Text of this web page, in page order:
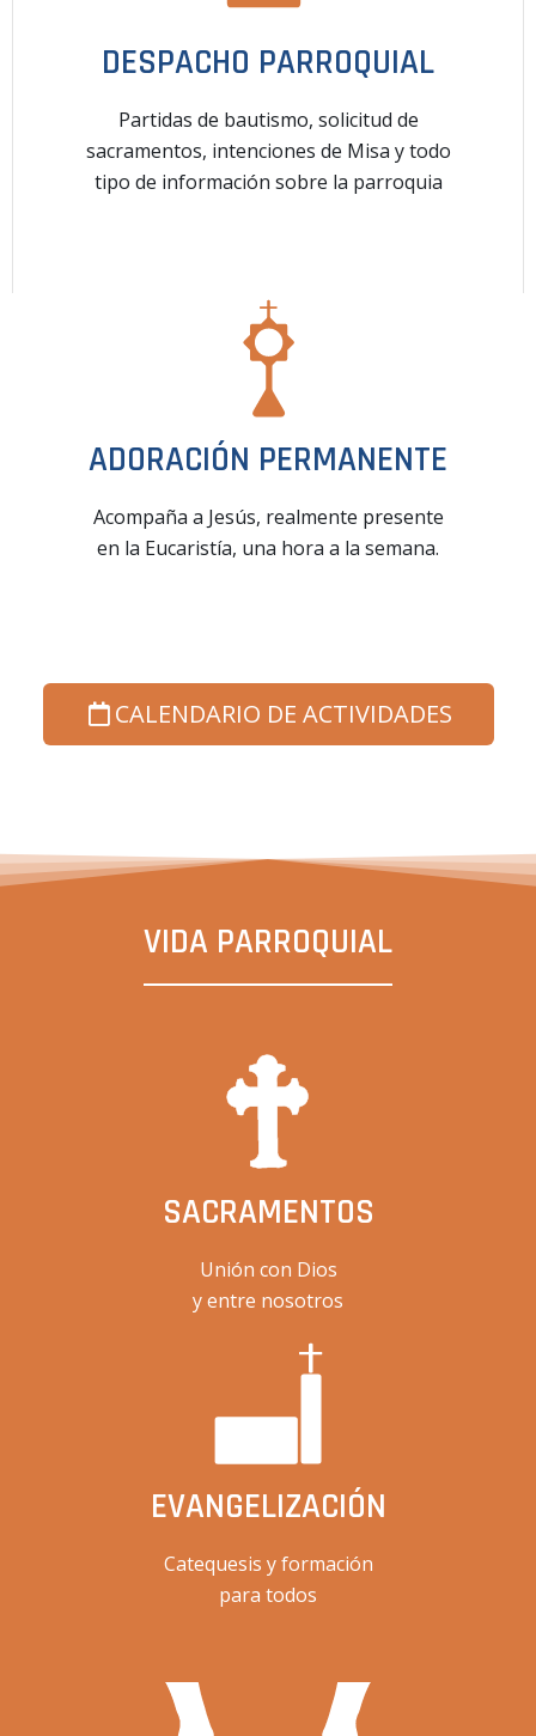
DESPACHO PARROQUIAL
Partidas de bautismo, solicitud de
sacramentos, intenciones de Misa y todo
tipo de información sobre la parroquia
ADORACIÓN PERMANENTE
Acompaña a Jesús, realmente presente
en la Eucaristía, una hora a la semana.
CALENDARIO DE ACTIVIDADES
VIDA PARROQUIAL
SACRAMENTOS
Unión con Dios
y entre nosotros
EVANGELIZACIÓN
Catequesis y formación
para todos